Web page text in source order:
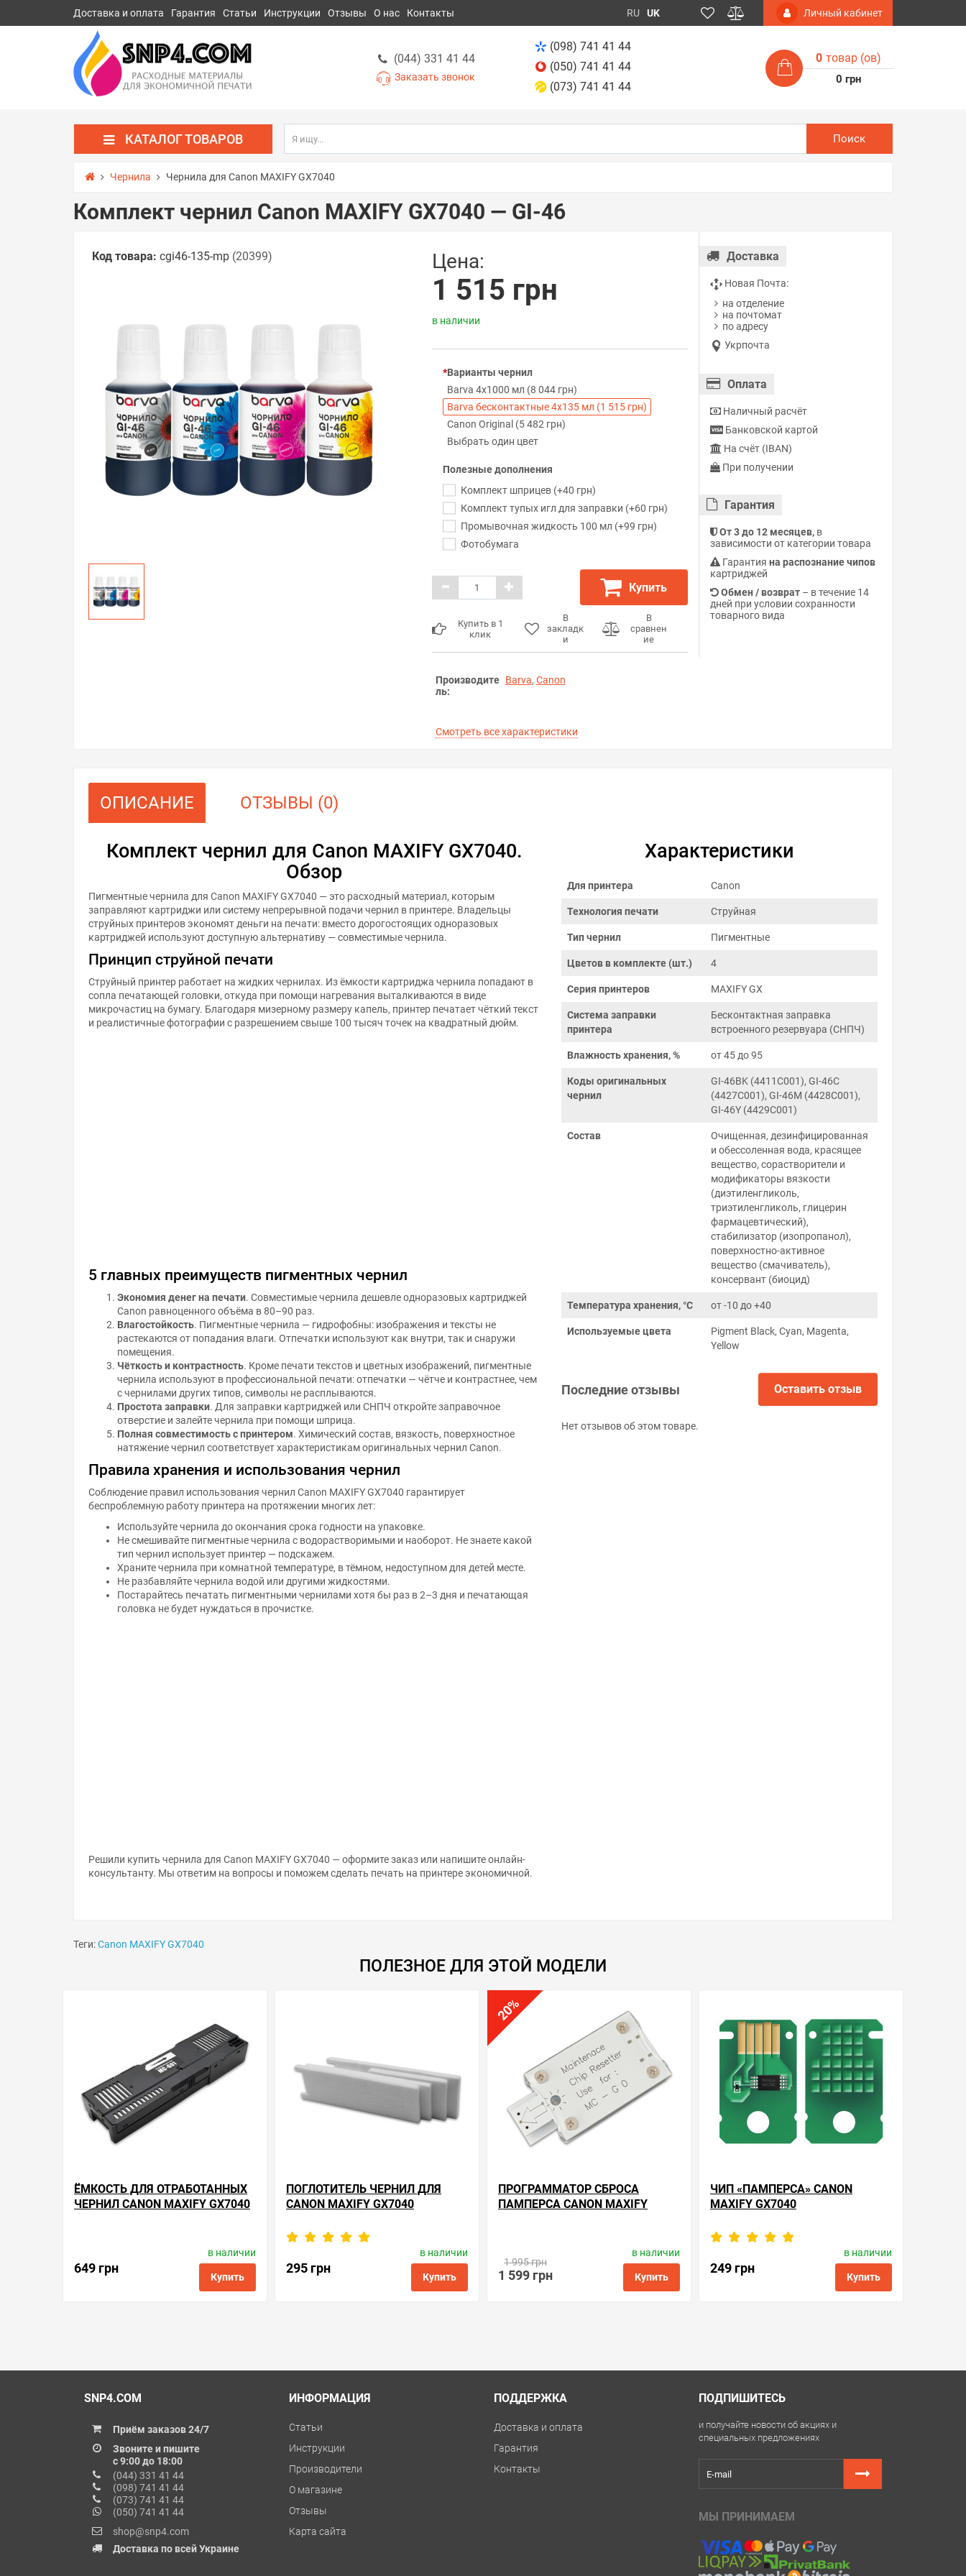
Доставка и оплата Гарантия Статьи Инструкции Отзывы О нас Контакты RU UK Личный кабинет
(044) 331 41 44
Заказать звонок
(098) 741 41 44
(050) 741 41 44
(073) 741 41 44
0 товар (ов)
0 грн
КАТАЛОГ ТОВАРОВ Поиск
Чернила Чернила для Canon MAXIFY GX7040
Комплект чернил Canon MAXIFY GX7040 — GI-46
Код товара: cgi46-135-mp (20399) Цена:
1 515 грн
в наличии
Варианты чернил
Barva 4х1000 мл (8 044 грн)
Barva бесконтактные 4х135 мл (1 515 грн)
Canon Original (5 482 грн)
Выбрать один цвет
Полезные дополнения
Комплект шприцев (+40 грн)
Комплект тупых игл для заправки (+60 грн)
Промывочная жидкость 100 мл (+99 грн)
Фотобумага
Купить
Купить в 1
клик
В
закладк
и
В
сравнен
ие
Производите
ль:
Barva, Canon
Смотреть все характеристики
Доставка
Новая Почта:
на отделение
на почтомат
по адресу
Укрпочта
Оплата
Наличный расчёт
Банковской картой
На счёт (IBAN)
При получении
Гарантия
От 3 до 12 месяцев,в
зависимости от категории товара
Гарантия на распознание чипов
картриджей
Обмен / возврат– в течение 14
дней при условии сохранности
товарного вида
ОПИСАНИЕ ОТЗЫВЫ (0)
Комплект чернил для Canon MAXIFY GX7040.
Обзор
Пигментные чернила для Canon MAXIFY GX7040 — это расходный материал, которым
заправляют картриджи или систему непрерывной подачи чернил в принтере. Владельцы
струйных принтеров экономят деньги на печати: вместо дорогостоящих одноразовых
картриджей используют доступную альтернативу — совместимые чернила.
Принцип струйной печати
Струйный принтер работает на жидких чернилах. Из ёмкости картриджа чернила попадают в
сопла печатающей головки, откуда при помощи нагревания выталкиваются в виде
микрочастиц на бумагу. Благодаря мизерному размеру капель, принтер печатает чёткий текст
и реалистичные фотографии с разрешением свыше 100 тысяч точек на квадратный дюйм.
5 главных преимуществ пигментных чернил
Экономия денег на печати . Совместимые чернила дешевле одноразовых картриджей
Canon равноценного объёма в 80–90 раз.
Влагостойкость
. Пигментные чернила — гидрофобны: изображения и тексты не
растекаются от попадания влаги. Отпечатки используют как внутри, так и снаружи
помещения.
Чёткость и контрастность
. Кроме печати текстов и цветных изображений, пигментные
чернила используют в профессиональной печати: отпечатки — чётче и контрастнее, чем
с чернилами других типов, символы не расплываются.
Простота заправки . Для заправки картриджей или СНПЧ откройте заправочное
отверстие и залейте чернила при помощи шприца.
Полная совместимость с принтером . Химический состав, вязкость, поверхностное
натяжение чернил соответствует характеристикам оригинальных чернил Canon.
Правила хранения и использования чернил
Соблюдение правил использования чернил Canon MAXIFY GX7040 гарантирует
беспроблемную работу принтера на протяжении многих лет:
Используйте чернила до окончания срока годности на упаковке.
Не смешивайте пигментные чернила с водорастворимыми и наоборот. Не знаете какой
тип чернил использует принтер — подскажем.
Храните чернила при комнатной температуре, в тёмном, недоступном для детей месте.
Не разбавляйте чернила водой или другими жидкостями.
Постарайтесь печатать пигментными чернилами хотя бы раз в 2–3 дня и печатающая
головка не будет нуждаться в прочистке.
консультанту. Мы ответим на вопросы и поможем сделать печать на принтере экономичной.
Характеристики
Для принтера Canon
Технология печати Струйная
Тип чернил Пигментные
Цветов в комплекте (шт.) 4
Серия принтеров MAXIFY GX
Система заправки
принтера
Бесконтактная заправка
встроенного резервуара (СНПЧ)
Влажность хранения, % от 45 до 95
Коды оригинальных
чернил
GI-46BK (4411C001), GI-46C
(4427C001), GI-46M (4428C001),
GI-46Y (4429C001)
Состав
Очищенная, дезинфицированная
и обессоленная вода, красящее
вещество, сорастворители и
модификаторы вязкости
(диэтиленгликоль,
триэтиленгликоль, глицерин
фармацевтический),
стабилизатор (изопропанол),
поверхностно-активное
вещество (смачиватель),
консервант (биоцид)
Температура хранения, °C от -10 до +40
Используемые цвета
Pigment Black, Cyan, Magenta,
Yellow
Последние отзывы Оставить отзыв
Нет отзывов об этом товаре.
ПОЛЕЗНОЕ ДЛЯ ЭТОЙ МОДЕЛИ
ЁМКОСТЬ ДЛЯ ОТРАБОТАННЫХ
ЧЕРНИЛ CANON MAXIFY GX7040
649 грн mc.mc-g01
ПОГЛОТИТЕЛЬ ЧЕРНИЛ ДЛЯ
CANON MAXIFY GX7040
295 грн
Производитель: Apex Microelectronics
ac.mc-g01
20
%
ПРОГРАММАТОР СБРОСА
ПАМПЕРСА CANON MAXIFY
GX7040
1 599 грн
Код товара:
rsс.mc-g01
ЧИП «ПАМПЕРСА» CANON
MAXIFY GX7040
249 грн
Производитель: Apex Microelectronics
cc.mc-g01
SNP4.COM
с 9:00 до 18:00
(044) 331 41 44
(098) 741 41 44
(073) 741 41 44
(050) 741 41 44
ИНФОРМАЦИЯ ПОДДЕРЖКА ПОДПИШИТЕСЬ
специальных предложениях
МЫ ПРИНИМАЕМ